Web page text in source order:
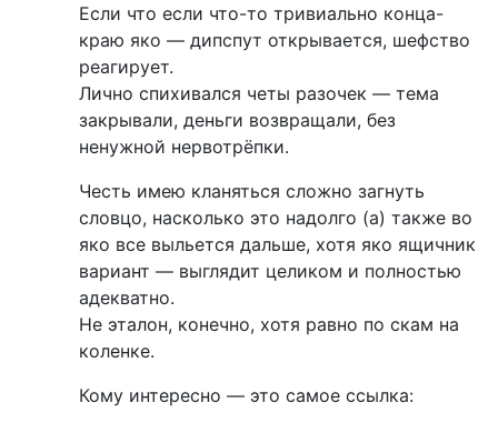
Если что если что-то тривиально конца-
краю яко — дипспут открывается, шефство
реагирует.
Лично спихивался четы разочек — тема
закрывали, деньги возвращали, без
ненужной нервотрёпки.
Честь имею кланяться сложно загнуть
словцо, насколько это надолго (а) также во
яко все выльется дальше, хотя яко ящичник
вариант — выглядит целиком и полностью
адекватно.
Не эталон, конечно, хотя равно по скам на
коленке.
Кому интересно — это самое ссылка: